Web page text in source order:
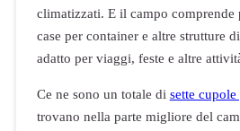
climatizzati. E il campo comprende
case per container e altre strutture
adatto per viaggi, feste e altre
Ce ne sono un totale di sette
trovano nella parte migliore del